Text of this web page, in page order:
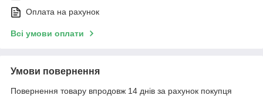
Оплата на рахунок
Всі умови оплати
Умови повернення
Повернення товару впродовж 14 днів за рахунок покупця